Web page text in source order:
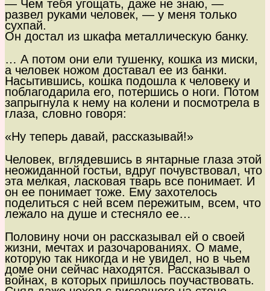
— Чем тебя угощать, даже не знаю, —
развел руками человек, — у меня только
сухпай.
Он достал из шкафа металлическую банку.
… А потом они ели тушенку, кошка из миски,
а человек ножом доставал ее из банки.
Насытившись, кошка подошла к человеку и
поблагодарила его, потершись о ноги. Потом
запрыгнула к нему на колени и посмотрела в
глаза, словно говоря:
«Ну теперь давай, рассказывай!»
Человек, вглядевшись в янтарные глаза этой
неожиданной гостьи, вдруг почувствовал, что
эта мелкая, ласковая тварь все понимает. И
он ее понимает тоже. Ему захотелось
поделиться с ней всем пережитым, всем, что
лежало на душе и стесняло ее…
Половину ночи он рассказывал ей о своей
жизни, мечтах и разочарованиях. О маме,
которую так никогда и не увидел, но в чьем
доме они сейчас находятся. Рассказывал о
войнах, в которых пришлось поучаствовать.